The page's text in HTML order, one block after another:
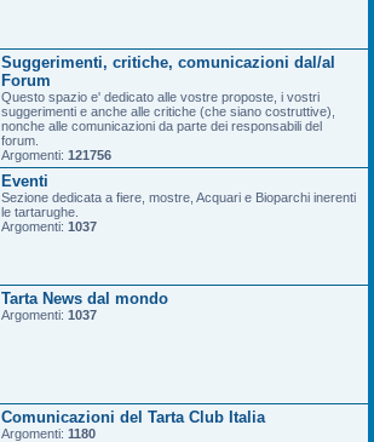
Suggerimenti, critiche, comunicazioni dal/al
Forum
Questo spazio e' dedicato alle vostre proposte, i vostri
suggerimenti e anche alle critiche (che siano costruttive),
nonche alle comunicazioni da parte dei responsabili del
forum.
Argomenti: 121756
Eventi
Sezione dedicata a fiere, mostre, Acquari e Bioparchi inerenti
le tartarughe.
Argomenti: 1037
Tarta News dal mondo
Argomenti: 1037
Comunicazioni del Tarta Club Italia
Argomenti: 1180